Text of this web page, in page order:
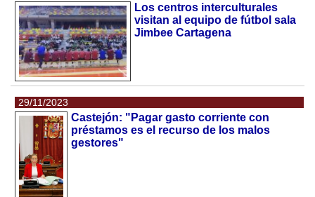
Los centros interculturales
visitan al equipo de fútbol sala
Jimbee Cartagena
29/11/2023
Castejón: "Pagar gasto corriente con
préstamos es el recurso de los malos
gestores"